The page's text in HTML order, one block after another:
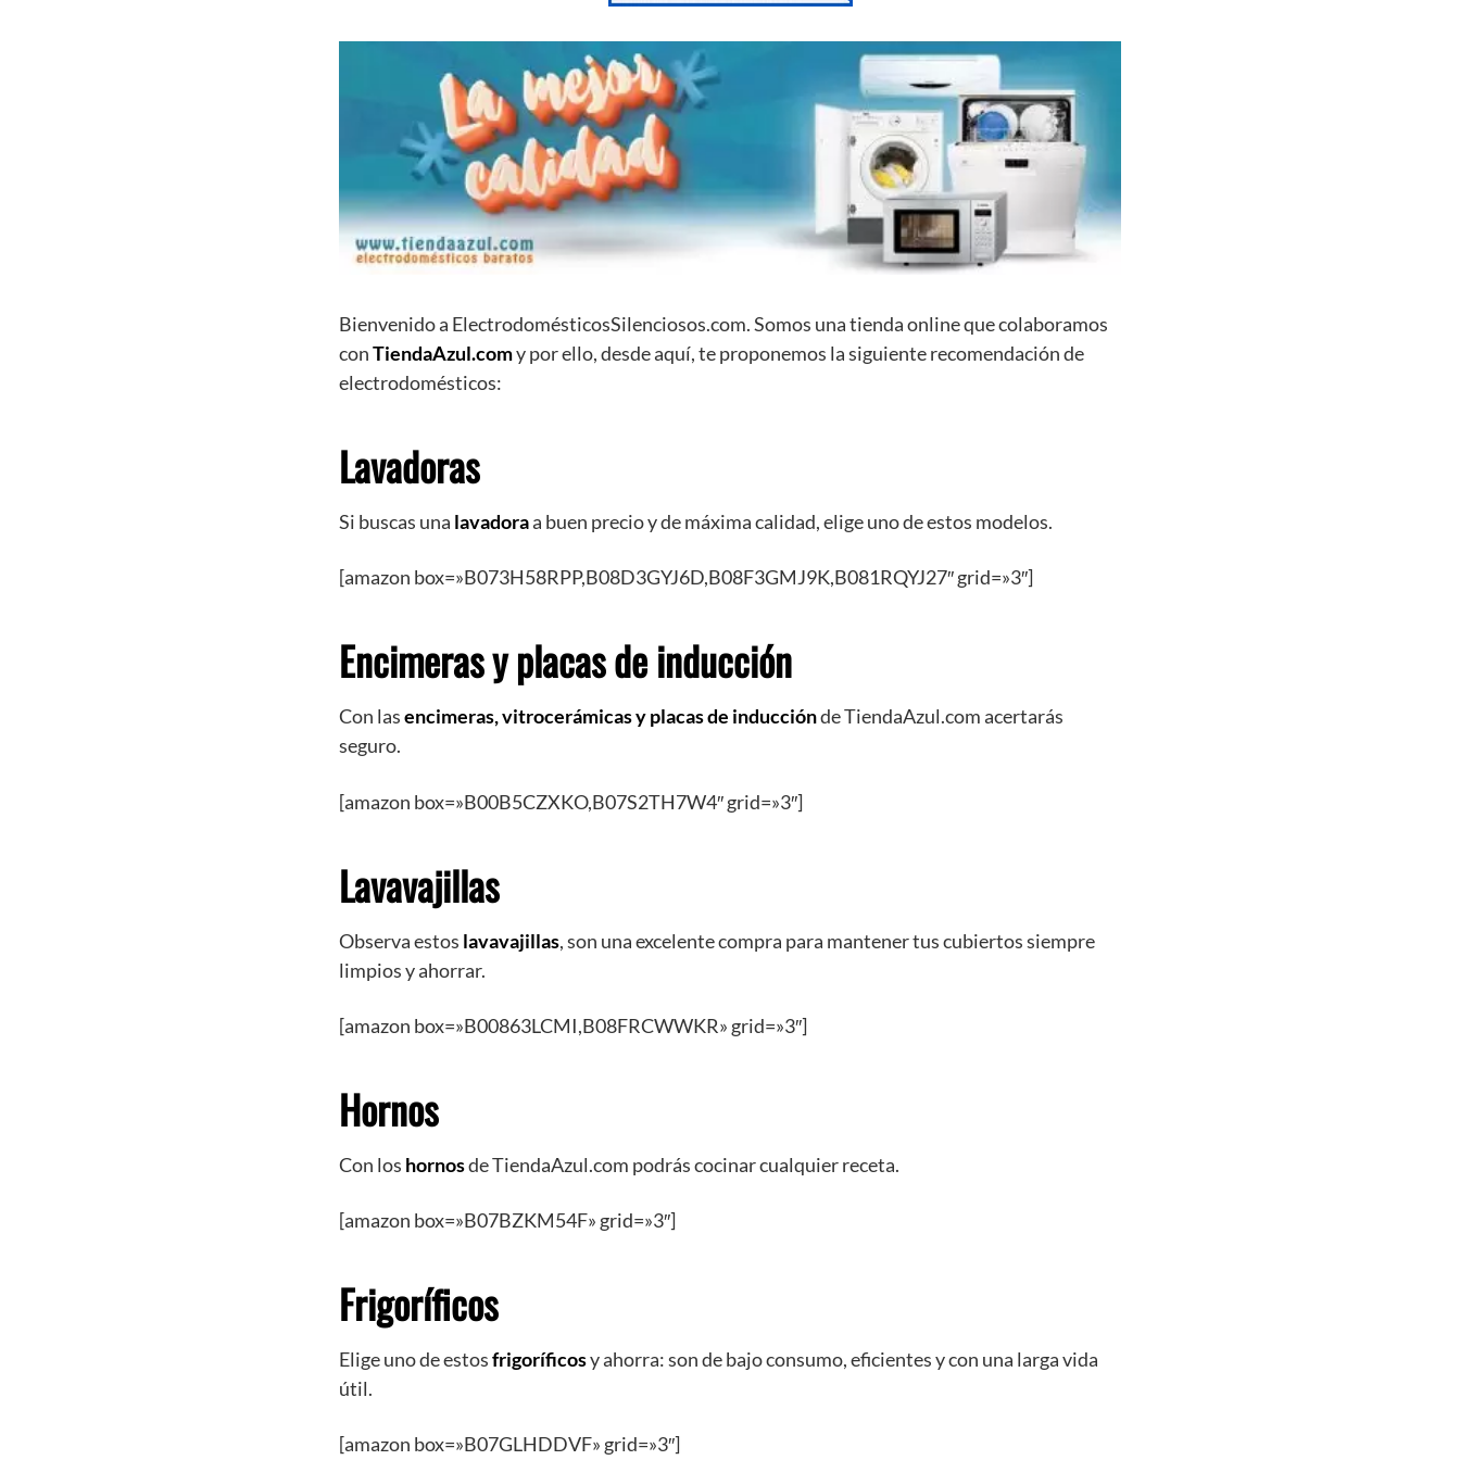
Bienvenido a ElectrodomésticosSilenciosos.com. Somos una tienda online que colaboramos
conTiendaAzul.comy por ello, desde aquí, te proponemos la siguiente recomendación de
electrodomésticos:
Lavadoras
Si buscas una lavadoraa buen precio y de máxima calidad, elige uno de estos modelos.
[amazon box=»B073H58RPP,B08D3GYJ6D,B08F3GMJ9K,B081RQYJ27″ grid=»3″]
Encimeras y placas de inducción
Con lasencimeras, vitrocerámicas y placas de inducciónde TiendaAzul.com acertarás
seguro.
[amazon box=»B00B5CZXKO,B07S2TH7W4″ grid=»3″]
Lavavajillas
Observa estos lavavajillas, son una excelente compra para mantener tus cubiertos siempre
limpios y ahorrar.
[amazon box=»B00863LCMI,B08FRCWWKR» grid=»3″]
Hornos
Con los hornosde TiendaAzul.com podrás cocinar cualquier receta.
[amazon box=»B07BZKM54F» grid=»3″]
Frigoríficos
Elige uno de estosfrigoríficosy ahorra: son de bajo consumo, eficientes y con una larga vida
útil.
[amazon box=»B07GLHDDVF» grid=»3″]